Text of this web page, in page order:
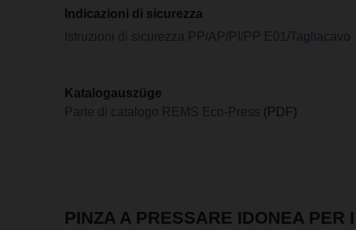
Indicazioni di sicurezza
Istruzioni di sicurezza PP/AP/PI/PP E01/Tagliacavo
Katalogauszüge
Parte di catalogo REMS Eco-Press (PDF)
PINZA A PRESSARE IDONEA PER